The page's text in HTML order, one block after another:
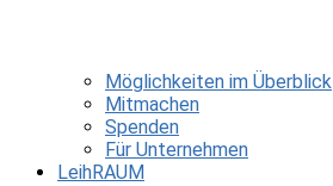
Möglichkeiten im Überblick
Mitmachen
Spenden
Für Unternehmen
LeihRAUM